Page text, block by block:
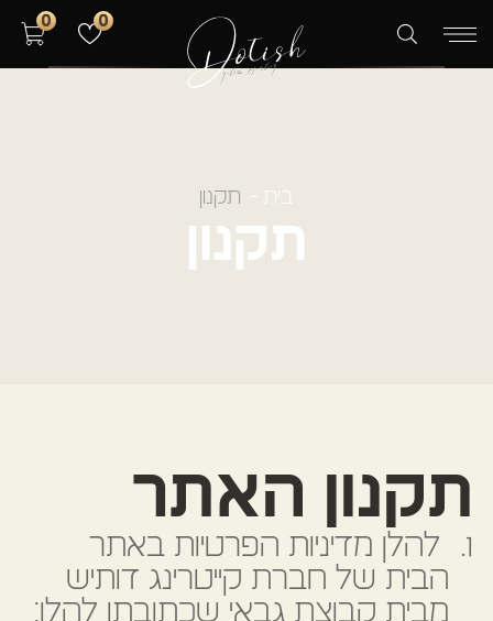
מגשי אירוח חלבי כשר
קייטרינג חלבי כשר למהדרין
שאלות נפוצות
0
0
בית תקנון
תקנון
תקנון האתר
להלן מדיניות הפרטיות באתר
הבית של חברת קייטרינג דותיש
מבית קבוצת גבאי שכתובתו להלן: